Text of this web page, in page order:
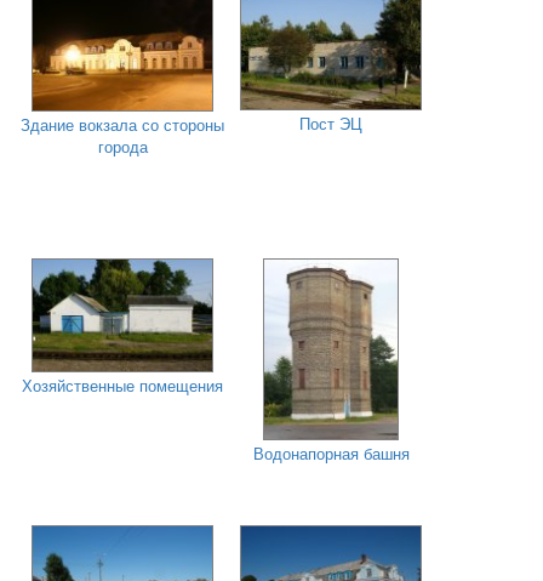
Здание вокзала со стороны
города
Пост ЭЦ
Хозяйственные помещения
Водонапорная башня